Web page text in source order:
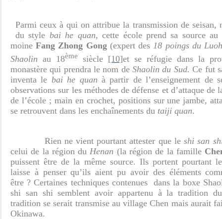
Parmi ceux à qui on attribue la transmission de seisan,
du style bai he quan, cette école prend sa source
moineFang Zhong Gong(expert des 18 poings du
Shaolin au 18ème siècle [10]et se réfugie dans la
monastère qui prendra le nom deShaolin du Sud. Ce fut
inventa le bai he quan à partir de l’enseignement de
observations sur les méthodes de défense et d’attaque de
de l’école ; main en crochet, positions sur une jambe,
se retrouvent dans les enchaînements du taiji quan.
Rien ne vient pourtant attester que leshi san
celui de la région duHenan (la région de la famille
puissent être de la même source. Ils portent pourtant
laisse à penser qu’ils aient pu avoir des éléments
être ? Certaines techniques contenues dans la boxe
shi san shi semblent avoir appartenu à la tradition
tradition se serait transmise au village Chen mais aurait
Okinawa.